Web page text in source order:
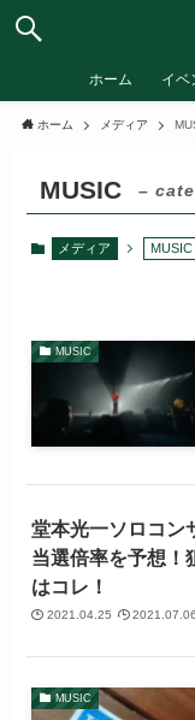
ホーム イベ
ホーム メディア
MUSIC –
メディア MUSIC
MUSIC
堂本光一ソロコン
当選倍率を予想！
はコレ！
2021.04.25 2021.07.06
MUSIC